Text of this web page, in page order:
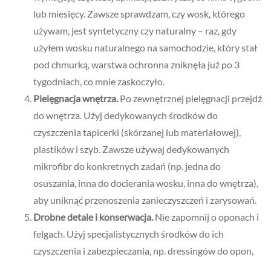
lub miesięcy. Zawsze sprawdzam, czy wosk, którego
używam, jest syntetyczny czy naturalny – raz, gdy
użyłem wosku naturalnego na samochodzie, który stał
pod chmurką, warstwa ochronna zniknęła już po 3
tygodniach, co mnie zaskoczyło.
Pielęgnacja wnętrza. Po zewnętrznej pielęgnacji przejdź
do wnętrza. Użyj dedykowanych środków do
czyszczenia tapicerki (skórzanej lub materiałowej),
plastików i szyb. Zawsze używaj dedykowanych
mikrofibr do konkretnych zadań (np. jedna do
osuszania, inna do docierania wosku, inna do wnętrza),
aby uniknąć przenoszenia zanieczyszczeń i zarysowań.
Drobne detale i konserwacja. Nie zapomnij o oponach i
felgach. Użyj specjalistycznych środków do ich
czyszczenia i zabezpieczania, np. dressingów do opon,